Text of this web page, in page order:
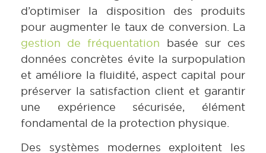
d’optimiser la disposition des produits
pour augmenter le taux de conversion. La
gestion de fréquentation basée sur ces
données concrètes évite la surpopulation
et améliore la fluidité, aspect capital pour
préserver la satisfaction client et garantir
une expérience sécurisée, élément
fondamental de la protection physique.
Des systèmes modernes exploitent les